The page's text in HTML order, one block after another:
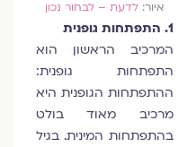
איור:לדעת – לבחור נכון
המרכיב הראשון הוא
התפתחות גופנית:
ההתפתחות הגופנית היא
מרכיב מאוד בולט
בהתפתחות המינית. בגיל